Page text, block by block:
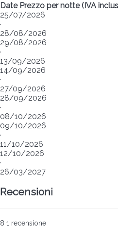
Date Prezzo per notte (IVA
25/07/2026
·
28/08/2026
29/08/2026
·
13/09/2026
14/09/2026
·
27/09/2026
28/09/2026
·
08/10/2026
09/10/2026
·
11/10/2026
12/10/2026
·
26/03/2027
Recensioni
8 1 recensione